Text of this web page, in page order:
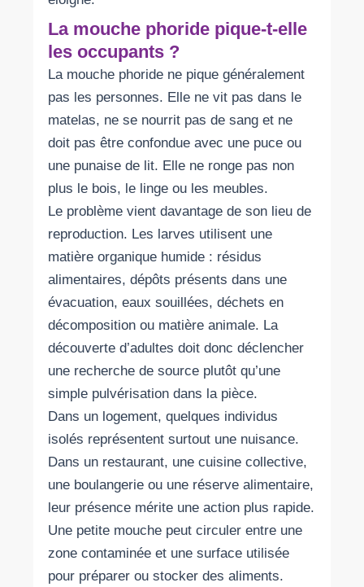
La mouche phoride pique-t-elle
les occupants ?
La mouche phoride ne pique généralement
pas les personnes. Elle ne vit pas dans le
matelas, ne se nourrit pas de sang et ne
doit pas être confondue avec une puce ou
une punaise de lit. Elle ne ronge pas non
plus le bois, le linge ou les meubles.
Le problème vient davantage de son lieu de
reproduction. Les larves utilisent une
matière organique humide : résidus
alimentaires, dépôts présents dans une
évacuation, eaux souillées, déchets en
décomposition ou matière animale. La
découverte d’adultes doit donc déclencher
une recherche de source plutôt qu’une
simple pulvérisation dans la pièce.
Dans un logement, quelques individus
isolés représentent surtout une nuisance.
Dans un restaurant, une cuisine collective,
une boulangerie ou une réserve alimentaire,
leur présence mérite une action plus rapide.
Une petite mouche peut circuler entre une
zone contaminée et une surface utilisée
pour préparer ou stocker des aliments.